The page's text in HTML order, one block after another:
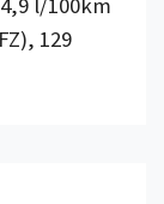
129